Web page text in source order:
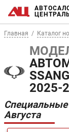
Главная Каталог
2025-
Августа